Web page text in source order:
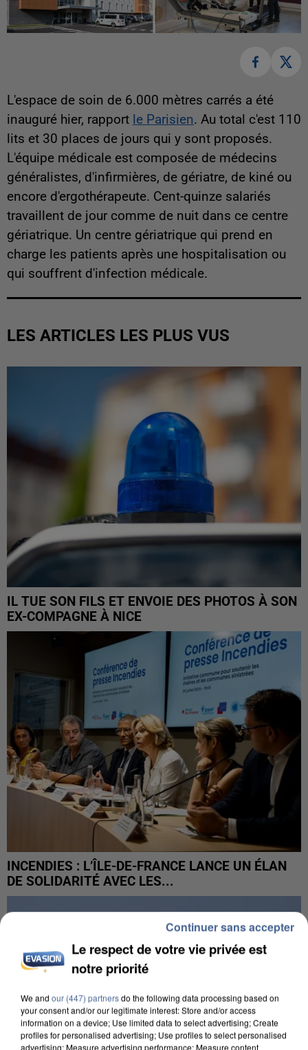
L'espace de soin de 6.000 mètres carrés a été
inauguré hier, rapport le Parisien. Au total c'est 110
lits et 30 places de jours qui y sont proposés.
L'équipe médicale est composée de médecins
généralistes, d'infirmières, de gériatre, de kiné ou
encore d'ergothérapeute. Cent-quinze salariés
travaillent de jour comme de nuit dans ce centre
gériatrique. Un centre gériatrique qui prend en
charge les patients après une hospitalisation ou
qui souffrent d'infection médicale.
LES ARTICLES LES PLUS VUS
IL TUE SON FILS ET ENVOIE DES PHOTOS À SON
EX-COMPAGNE À NICE
INCENDIES : L’ÎLE-DE-FRANCE LANCE UN ÉLAN
DE SOLIDARITÉ AVEC LES...
Le respect de votre vie privée est
notre priorité
We and our (447) partnersdo the following data processing based on
your consent and/or our legitimate interest: Store and/or access
information on a device; Use limited data to select advertising; Create
profiles for personalised advertising; Use profiles to select personalised
advertising; Measure advertising performance; Measure content
Continuer sans accepter